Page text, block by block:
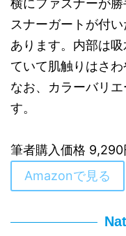
スナーガートが付
あります。内部は
ていて肌触りはさわ
なお、カラーバリ
す。
筆者購入価格 9,290
Amazonで見る